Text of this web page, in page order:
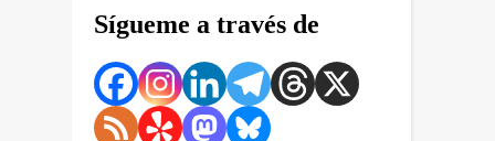
Sígueme a través de